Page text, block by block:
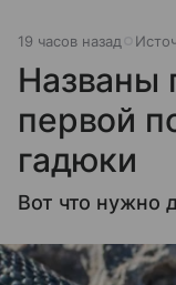
19 часов назад
Названы
первой
гадюки
Вот что нужно